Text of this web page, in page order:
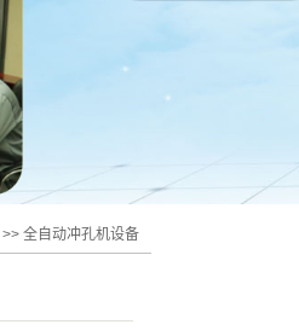
>> 全自动冲孔机设备